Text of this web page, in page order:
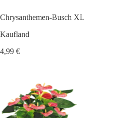
Chrysanthemen-Busch XL
Kaufland
4,99 €